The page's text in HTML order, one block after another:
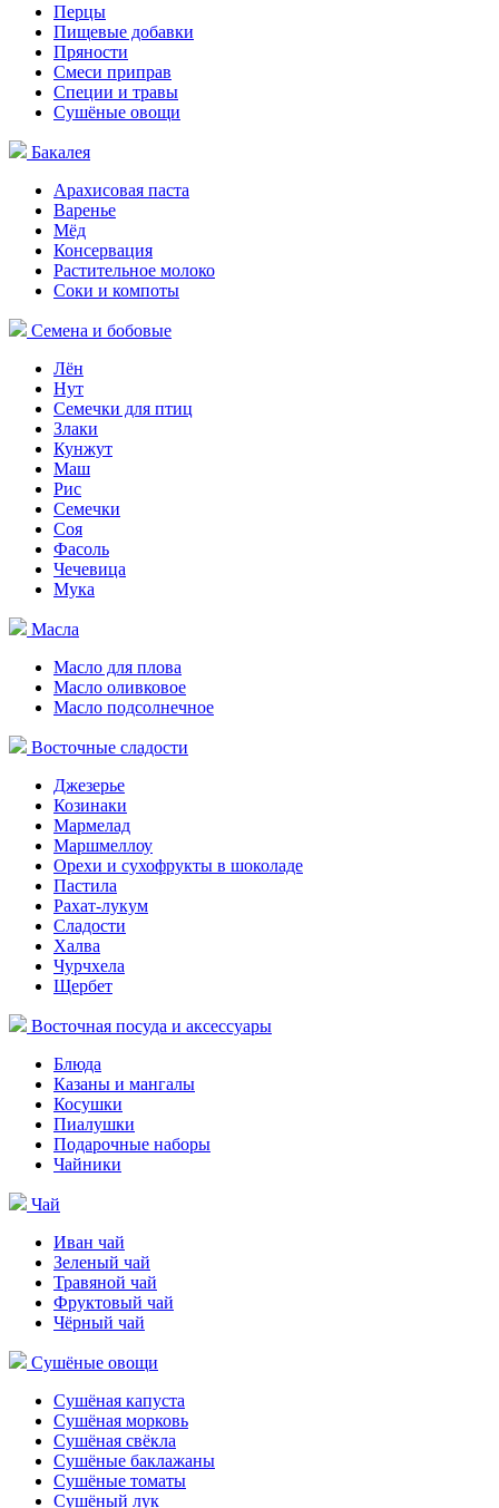
Перцы
Пищевые добавки
Пряности
Смеси приправ
Специи и травы
Сушёные овощи
Бакалея
Арахисовая паста
Варенье
Мёд
Консервация
Растительное молоко
Соки и компоты
Семена и бобовые
Лён
Нут
Семечки для птиц
Злаки
Кунжут
Маш
Рис
Семечки
Соя
Фасоль
Чечевица
Мука
Масла
Масло для плова
Масло оливковое
Масло подсолнечное
Восточные сладости
Джезерье
Козинаки
Мармелад
Маршмеллоу
Орехи и сухофрукты в шоколаде
Пастила
Рахат-лукум
Сладости
Халва
Чурчхела
Щербет
Восточная посуда и аксессуары
Блюда
Казаны и мангалы
Косушки
Пиалушки
Подарочные наборы
Чайники
Чай
Иван чай
Зеленый чай
Травяной чай
Фруктовый чай
Чёрный чай
Сушёные овощи
Сушёная капуста
Сушёная морковь
Сушёная свёкла
Сушёные баклажаны
Сушёные томаты
Сушёный лук